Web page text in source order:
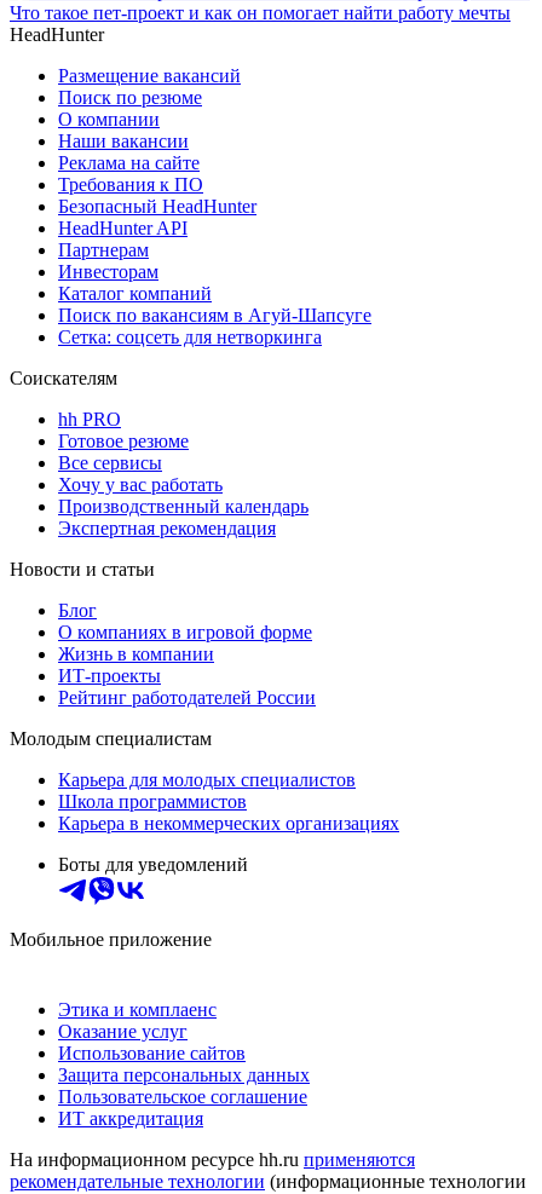
Что такое пет-проект и как он помогает найти работу мечты
HeadHunter
Размещение вакансий
Поиск по резюме
О компании
Наши вакансии
Реклама на сайте
Требования к ПО
Безопасный HeadHunter
HeadHunter API
Партнерам
Инвесторам
Каталог компаний
Поиск по вакансиям в Агуй-Шапсуге
Сетка: соцсеть для нетворкинга
Соискателям
hh PRO
Готовое резюме
Все сервисы
Хочу у вас работать
Производственный календарь
Экспертная рекомендация
Новости и статьи
Блог
О компаниях в игровой форме
Жизнь в компании
ИТ-проекты
Рейтинг работодателей России
Молодым специалистам
Карьера для молодых специалистов
Школа программистов
Карьера в некоммерческих организациях
Боты для уведомлений
Мобильное приложение
Этика и комплаенс
Оказание услуг
Использование сайтов
Защита персональных данных
Пользовательское соглашение
ИТ аккредитация
На информационном ресурсе hh.ru применяются
рекомендательные технологии (информационные технологии